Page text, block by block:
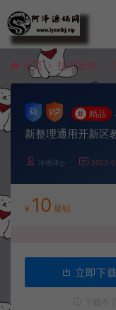
首页 技术教程
# 精品
新整理通用开新区
冷雨泽ღ 2022-
¥ 10 星钻
立即下载